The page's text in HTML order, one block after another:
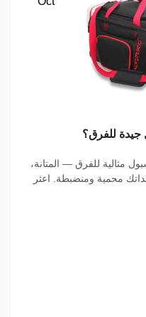
جيدة للفرق؟
مثالية للفرق — المتانة،
محمية ومنضبطة. اعثر